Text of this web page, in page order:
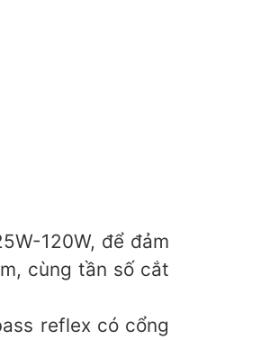
120W, để đảm
cùng tần số cắt
reflex có cổng